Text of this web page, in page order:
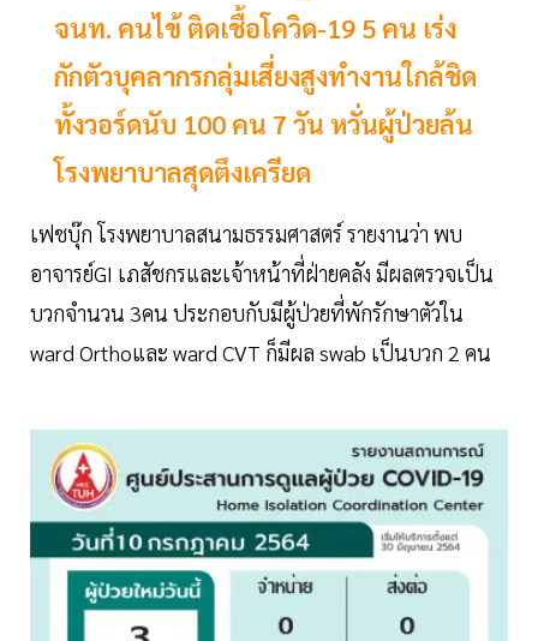
จนท. คนไข้ ติดเชื้อโควิด-19 5 คน เร่ง
กักตัวบุคลากรกลุ่มเสี่ยงสูงทำงานใกล้ชิด
ทั้งวอร์ดนับ 100 คน 7 วัน หวั่นผู้ป่วยล้น
โรงพยาบาลสุดตึงเครียด
เฟชบุ๊ก โรงพยาบาลสนามธรรมศาสตร์ รายงานว่า พบ
อาจารย์GI เภสัชกรและเจ้าหน้าที่ฝ่ายคลัง มีผลตรวจเป็น
บวกจำนวน 3คน ประกอบกับมีผู้ป่วยที่พักรักษาตัวใน
ward Orthoและ ward CVT ก็มีผล swab เป็นบวก 2 คน